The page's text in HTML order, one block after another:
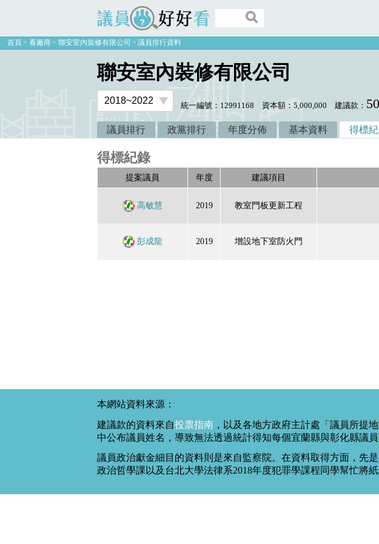
議員好好看
首頁 看廠商 聯安室內裝修有限公司 議員排行資料
聯安室內裝修有限公司
統一編號：12991168 資本額：5,000,000 建議款：
議員排行 政黨排行 年度分佈 基本資料 得標
得標紀錄
提案議員 年度 建議項目
高敏慧 2019 教室門板更新工程
彭成龍 2019 增設地下室防火門
本網站資料來源：
建議款的資料來自投票指南 ，以及各地方政府主計處「議員所提
中公布議員姓名，導致無法透過統計得知每個宜蘭縣與彰化縣議員
議員政治獻金細目的資料則是來自監察院。在資料取得方面，先
政治哲學課以及台北大學法律系2018年度犯罪學課程同學幫忙將紙